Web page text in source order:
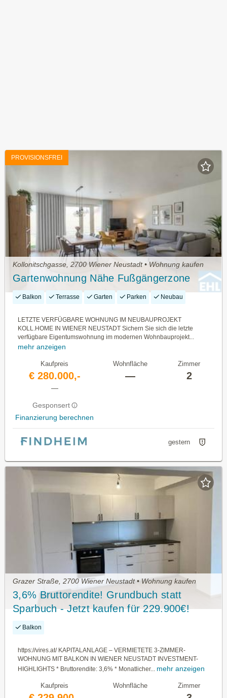
PROVISIONSFREI
Kollonitschgasse, 2700 Wiener Neustadt • Wohnung kaufen
Gartenwohnung Nähe Fußgängerzone
Balkon Terrasse Garten Parken Neubau
LETZTE VERFÜGBARE WOHNUNG IM NEUBAUPROJEKT
KOLL.HOME IN WIENER NEUSTADT Sichern Sie sich die letzte
verfügbare Eigentumswohnung im modernen Wohnbauprojekt...
mehr anzeigen
Kaufpreis
€ 280.000,-
—
Gesponsert
Finanzierung berechnen
Wohnfläche
—
Zimmer
2
gestern
Grazer Straße, 2700 Wiener Neustadt • Wohnung kaufen
3,6% Bruttorendite! Grundbuch statt
Sparbuch - Jetzt kaufen für 229.900€!
Balkon
https://vires.at/ KAPITALANLAGE – VERMIETETE 3-ZIMMER-
WOHNUNG MIT BALKON IN WIENER NEUSTADT INVESTMENT-
HIGHLIGHTS * Bruttorendite: 3,6% * Monatlicher...
mehr anzeigen
Kaufpreis Wohnfläche Zimmer